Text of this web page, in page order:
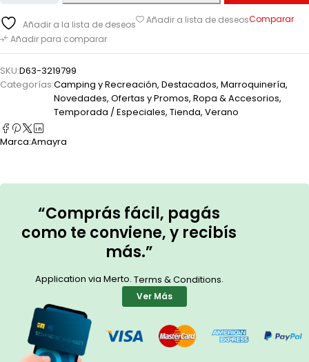
Añadir a la lista de deseos Añadir a lista de deseosComparar
Añadir para comparar
SKU:D63-3219799
Categorías:Camping y Recreación, Destacados, Marroquinería,
Novedades, Ofertas y Promos, Ropa & Accesorios,
Temporada / Especiales, Tienda, Verano
Marca:Amayra
“Comprás fácil, pagás
como te conviene, y recibís
más.”
Application via Merto. Terms & Conditions.
Ver Más